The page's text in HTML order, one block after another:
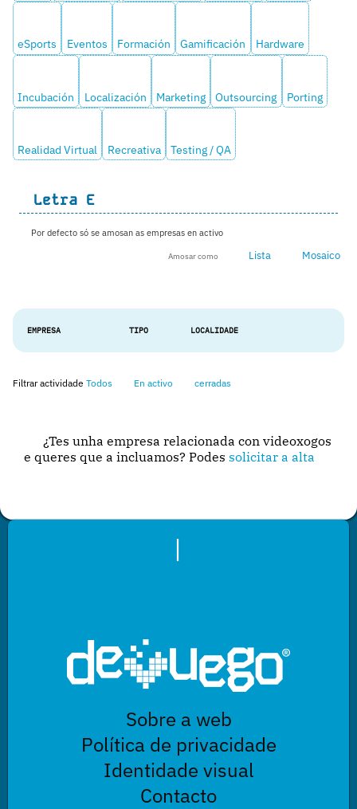
eSports Eventos Formación Gamificación Hardware
Incubación Localización Marketing Outsourcing Porting
Realidad Virtual Recreativa Testing / QA
Letra E
Por defecto só se amosan as empresas en activo
Amosar como Lista Mosaico
EMPRESA TIPO LOCALIDADE
Filtrar actividade Todos En activo cerradas
¿Tes unha empresa relacionada con videoxogos
e queres que a incluamos? Podes solicitar a alta
|
Sobre a web
Política de privacidade
Identidade visual
Contacto